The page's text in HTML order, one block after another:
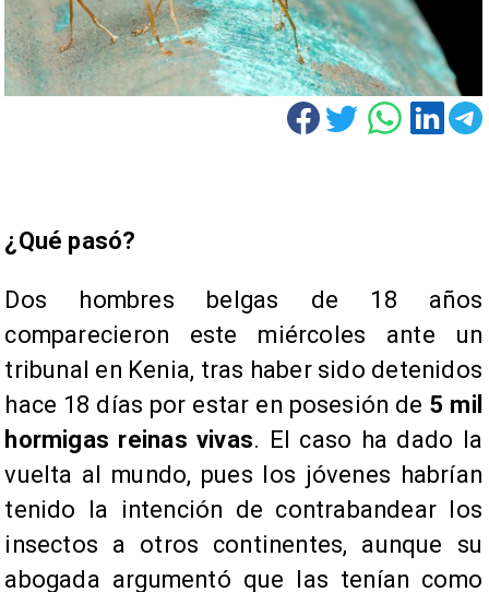
¿Qué pasó?
Dos hombres belgas de 18 años
comparecieron este miércoles ante un
tribunal en Kenia, tras haber sido detenidos
hace 18 días por estar en posesión de 5 mil
hormigas reinas vivas. El caso ha dado la
vuelta al mundo, pues los jóvenes habrían
tenido la intención de contrabandear los
insectos a otros continentes, aunque su
abogada argumentó que las tenían como